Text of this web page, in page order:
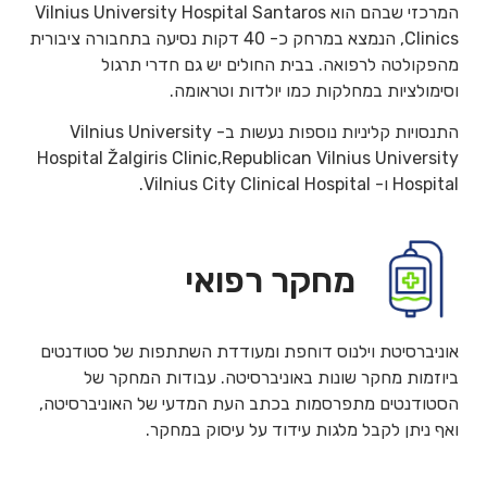
המרכזי שבהם הוא Vilnius University Hospital Santaros
Clinics, הנמצא במרחק כ- 40 דקות נסיעה בתחבורה ציבורית
מהפקולטה לרפואה. בבית החולים יש גם חדרי תרגול
וסימולציות במחלקות כמו יולדות וטראומה.
התנסויות קליניות נוספות נעשות ב- Vilnius University
Hospital Žalgiris Clinic,Republican Vilnius University
Hospital ו- Vilnius City Clinical Hospital.
מחקר רפואי
אוניברסיטת וילנוס דוחפת ומעודדת השתתפות של סטודנטים
ביוזמות מחקר שונות באוניברסיטה. עבודות המחקר של
הסטודנטים מתפרסמות בכתב העת המדעי של האוניברסיטה,
ואף ניתן לקבל מלגות עידוד על עיסוק במחקר.